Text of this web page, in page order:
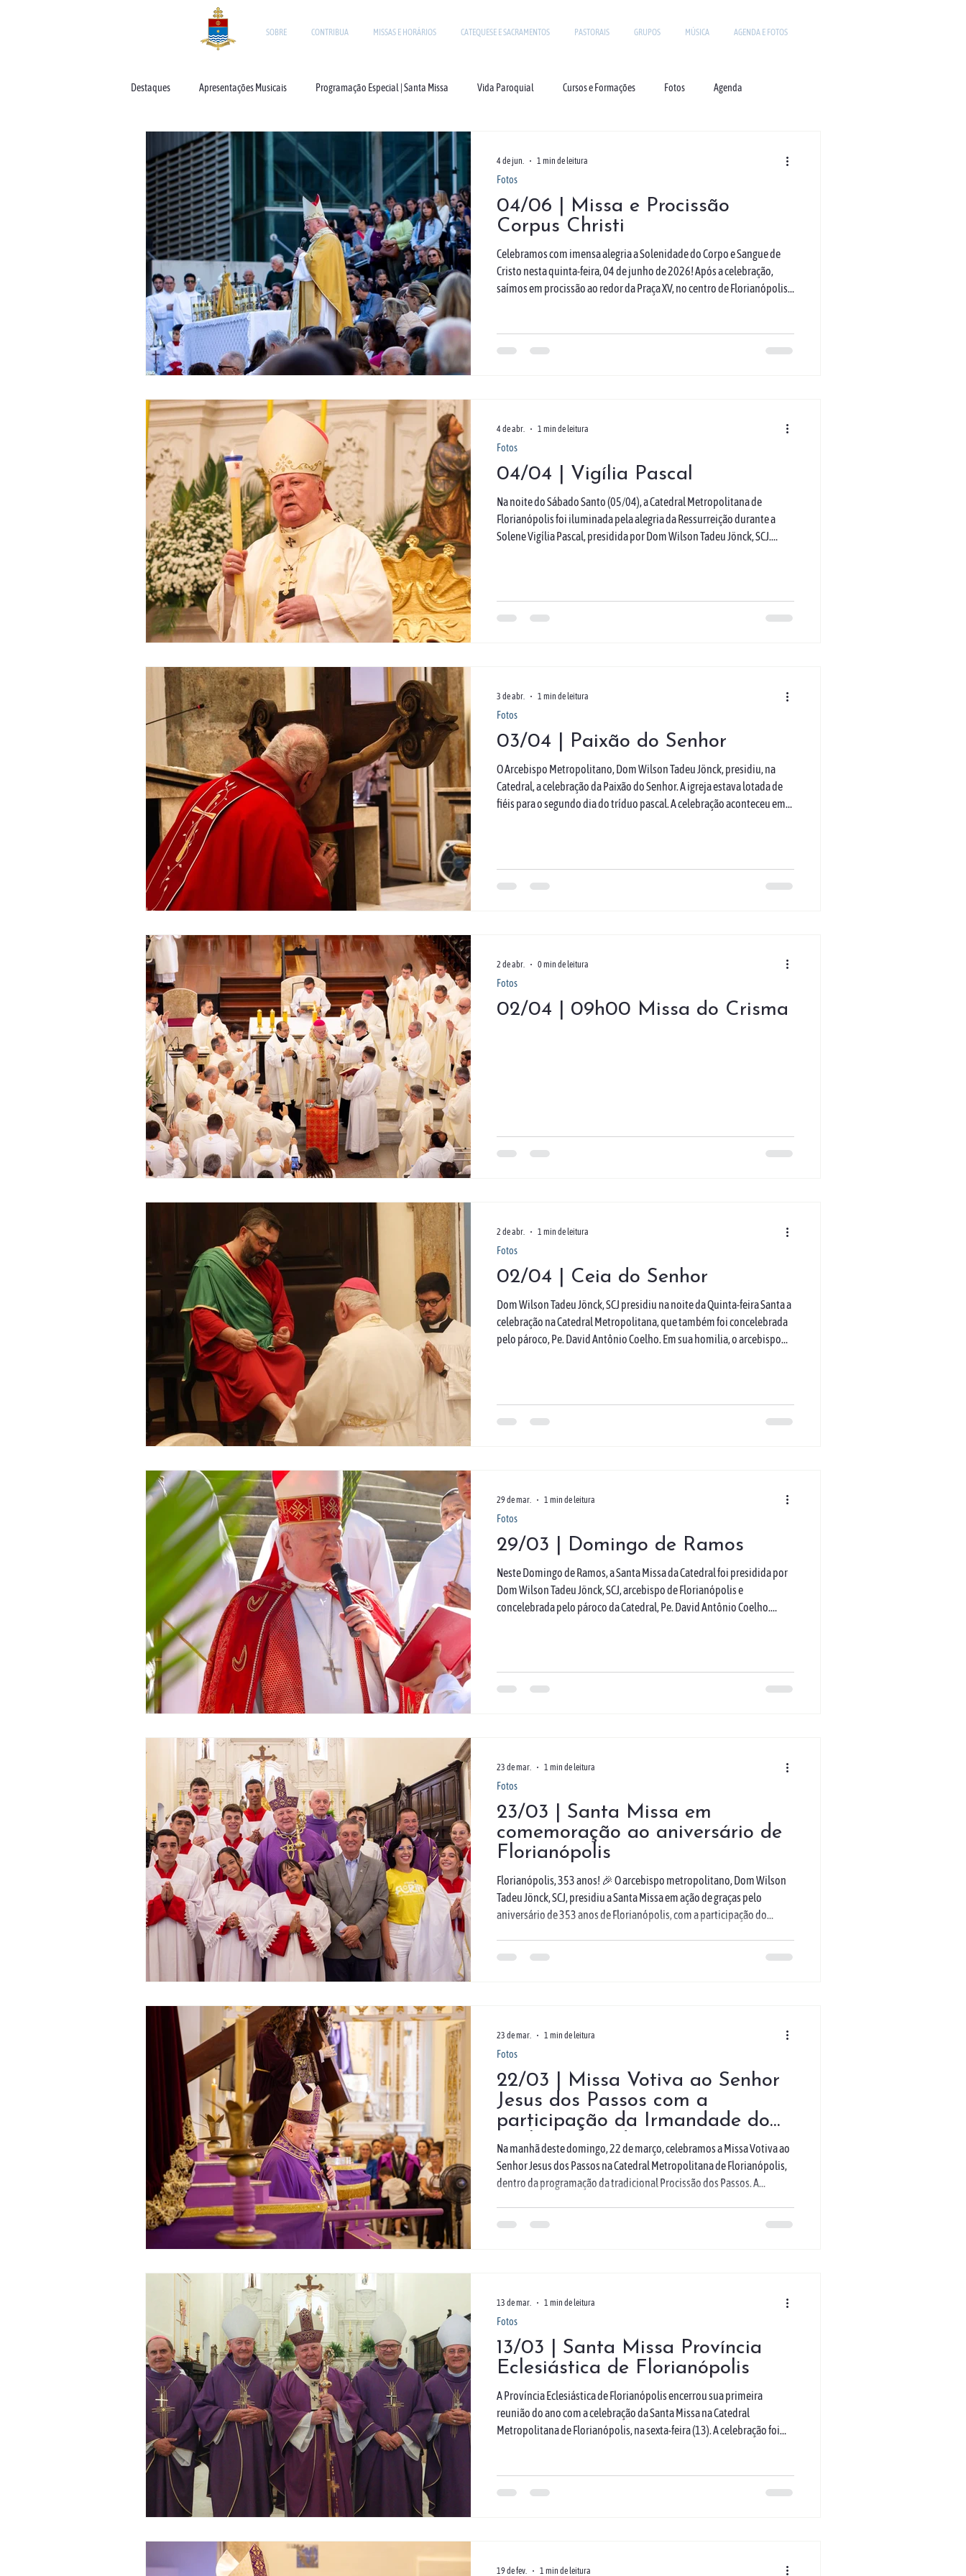
SOBRE CONTRIBUA MISSAS E HORÁRIOS CATEQUESE E SACRAMENTOS PASTORAIS GRUPOS MÚSICA AGENDA E FOTOS
Destaques Apresentações Musicais Programação Especial | Santa Missa Vida Paroquial Cursos e Formações Fotos Agenda
04/06 | Missa e Procissão
Corpus Christi
Celebramos com imensa alegria a Solenidade do Corpo e Sangue de
Cristo nesta quinta-feira, 04 de junho de 2026! Após a celebração,
saímos em procissão ao redor da Praça XV, no centro de Florianópolis.
Fotos
4 de jun. 1 min de leitura
04/04 | Vigília Pascal
Na noite do Sábado Santo (05/04), a Catedral Metropolitana de
Florianópolis foi iluminada pela alegria da Ressurreição durante a
Solene Vigília Pascal, presidida por Dom Wilson Tadeu Jönck, SCJ.
renovou as promessas do Batismo, reafirmando a fé e o compromisso
de caminha
Fotos
4 de abr. 1 min de leitura
03/04 | Paixão do Senhor
O Arcebispo Metropolitano, Dom Wilson Tadeu Jönck, presidiu, na
Catedral, a celebração da Paixão do Senhor. A igreja estava lotada de
fiéis para o segundo dia do tríduo pascal. A celebração aconteceu em
Deus, viver como ele viveu", afirmou. Após a celebração, aconteceu a
Fotos
3 de abr. 1 min de leitura
02/04 | 09h00 Missa do Crisma
Fotos
2 de abr. 0 min de leitura
02/04 | Ceia do Senhor
Dom Wilson Tadeu Jönck, SCJ presidiu na noite da Quinta-feira Santa a
celebração na Catedral Metropolitana, que também foi concelebrada
pelo pároco, Pe. David Antônio Coelho. Em sua homilia, o arcebispo
recordando o gesto de humildade de Jesus, e, ao final, conduziu o
Santíssimo Sac
Fotos
2 de abr. 1 min de leitura
29/03 | Domingo de Ramos
Neste Domingo de Ramos, a Santa Missa da Catedral foi presidida por
Dom Wilson Tadeu Jönck, SCJ, arcebispo de Florianópolis e
concelebrada pelo pároco da Catedral, Pe. David Antônio Coelho.
em Jerusalém e abrindo oficialmente as celebrações da Semana Santa.
#ArquiFloripa #DomingoDeRam
Fotos
29 de mar. 1 min de leitura
23/03 | Santa Missa em
comemoração ao aniversário de
Florianópolis
Florianópolis, 353 anos! 🎉 O arcebispo metropolitano, Dom Wilson
Tadeu Jönck, SCJ, presidiu a Santa Missa em ação de graças pelo
aniversário de 353 anos de Florianópolis, com a participação do
Fotos
23 de mar. 1 min de leitura
22/03 | Missa Votiva ao Senhor
Jesus dos Passos com a
participação da Irmandade do
Senhor Jesus dos Passos
Na manhã deste domingo, 22 de março, celebramos a Missa Votiva ao
Senhor Jesus dos Passos na Catedral Metropolitana de Florianópolis,
dentro da programação da tradicional Procissão dos Passos. A
Fotos
23 de mar. 1 min de leitura
13/03 | Santa Missa Província
Eclesiástica de Florianópolis
A Província Eclesiástica de Florianópolis encerrou sua primeira
reunião do ano com a celebração da Santa Missa na Catedral
Metropolitana de Florianópolis, na sexta-feira (13). A celebração foi
da Diocese de Criciúma, e Dom Adílson Pedro Busin, da Diocese de
Fotos
13 de mar. 1 min de leitura
19 de fev. 1 min de leitura